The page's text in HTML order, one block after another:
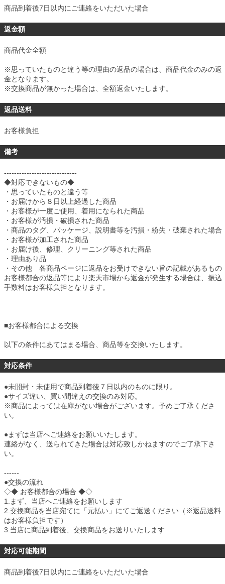
商品到着後7日以内にご連絡をいただいた場合
返金額
商品代金全額
※思っていたものと違う等の理由の返品の場合は、商品代金のみの返
金となります。
※交換商品が無かった場合は、全額返金いたします。
返品送料
お客様負担
備考
-----------------------------
◆対応できないもの◆
・思っていたものと違う等
・お届けから８日以上経過した商品
・お客様が一度ご使用、着用になられた商品
・お客様が汚損・破損された商品
・商品のタグ、パッケージ、説明書等を汚損・紛失・破棄された場合
・お客様が加工された商品
・お届け後、修理、クリーニング等された商品
・理由あり品
・その他 各商品ページに返品をお受けできない旨の記載があるもの
お客様都合の返品等により楽天市場から返金が発生する場合は、振込
手数料はお客様負担となります。
■お客様都合による交換
以下の条件にあてはまる場合、商品等を交換いたします。
対応条件
●未開封・未使用で商品到着後７日以内のものに限り。
●サイズ違い、買い間違えの交換のみ対応。
※商品によっては在庫がない場合がございます。予めご了承くださ
い。
●まずは当店へご連絡をお願いいたします。
連絡がなく、送られてきた場合は対応致しかねますのでご了承下さ
い。
------
●交換の流れ
◇◆ お客様都合の場合 ◆◇
1.まず、当店へご連絡をお願いします
2.交換商品を当店宛てに「元払い」にてご返送ください（※返品送料
はお客様負担です）
3.当店に商品到着後、交換商品をお送りいたします
対応可能期間
商品到着後7日以内にご連絡をいただいた場合